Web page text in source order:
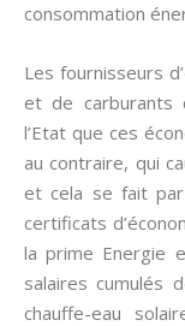
consommation
Les fournisseurs
et de carburants
l’Etat que ces
au contraire, qui
et cela se fait par
certificats
la prime Energie
salaires cumulés
chauffe-eau